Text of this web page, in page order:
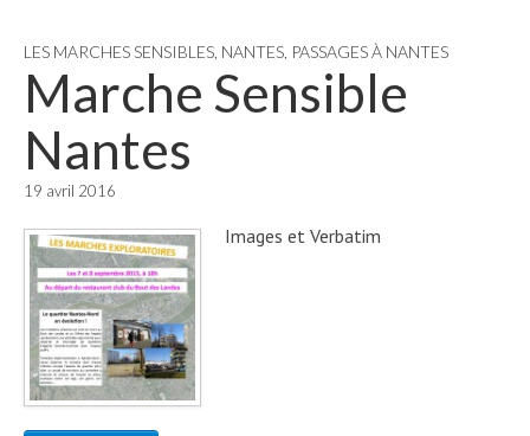
LES MARCHES SENSIBLES NANTES PASSAGES À NANTES
Marche Sensible
Nantes
19 avril 2016
Images et Verbatim